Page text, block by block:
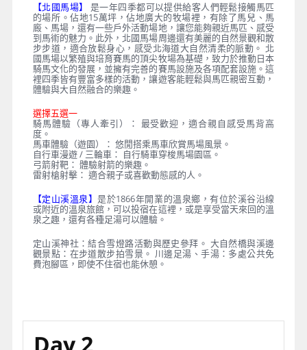
【北國馬場】
是一年四季都可以提供給客人們輕鬆接觸馬匹
的場所。佔地15萬坪，佔地廣大的牧場裡，有除了馬兒、馬
廄、馬場，還有一些戶外活動場地，讓您能夠親近馬匹、感受
到馬術的魅力。此外，北國馬場周邊還有美麗的自然景觀和散
步步道，適合放鬆身心，感受北海道大自然清柔的脈動。 北
國馬場以繁殖與培育賽馬的頂尖牧場為基礎，致力於推動日本
騎馬文化的發展，並擁有完善的賽馬設施及各項配套設施。這
裡四季皆有豐富多樣的活動，讓遊客能輕鬆與馬匹親密互動，
體驗與大自然融合的樂趣。
選擇五選一
騎馬體驗（專人牽引）： 最受歡迎，適合親自感受馬背高
度。
馬車體驗（遊園）： 悠閒搭乘馬車欣賞馬場風景。
自行車漫遊 / 三輪車： 自行騎車穿梭馬場園區。
弓箭射靶： 體驗射箭的樂趣。
雷射槍射擊： 適合親子或喜歡動態感的人。
【定山溪溫泉】是於1866年開業的溫泉鄉，有位於溪谷沿線
或附近的溫泉旅館，可以投宿在這裡，或是享受當天來回的溫
泉之趣，還有各種足湯可以體驗。
定山溪神社：結合雪燈路活動與歷史參拜。 大自然橋與溪邊
觀景點：在步道散步拍雪景。 川邊足湯、手湯：多處公共免
費泡腳區，即使不住宿也能休憩。